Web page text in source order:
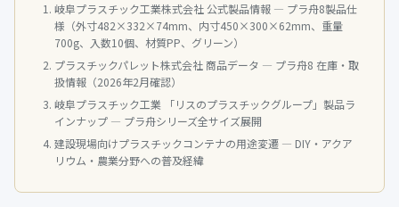
岐阜プラスチック工業株式会社 公式製品情報 — プラ舟8製品仕
様（外寸482×332×74mm、内寸450×300×62mm、重量
700g、入数10個、材質PP、グリーン）
プラスチックパレット株式会社 商品データ — プラ舟8 在庫・取
扱情報（2026年2月確認）
岐阜プラスチック工業 「リスのプラスチックグループ」製品ラ
インナップ — プラ舟シリーズ全サイズ展開
建設現場向けプラスチックコンテナの用途変遷 — DIY・アクア
リウム・農業分野への普及経緯